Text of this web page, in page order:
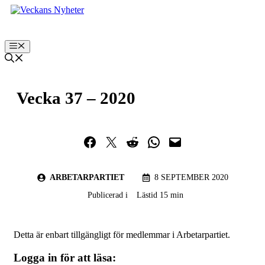
Hoppa
Meny
Vecka 37 – 2020
Dela på Facebook
Dela på TwitterDela på RedditDela i WhatsApp
Maila en länk
ARBETARPARTIET
8 SEPTEMBER 2020
Publicerad i
Lästid 15 min
Detta är enbart tillgängligt för medlemmar i Arbetarpartiet.
Logga in för att läsa: